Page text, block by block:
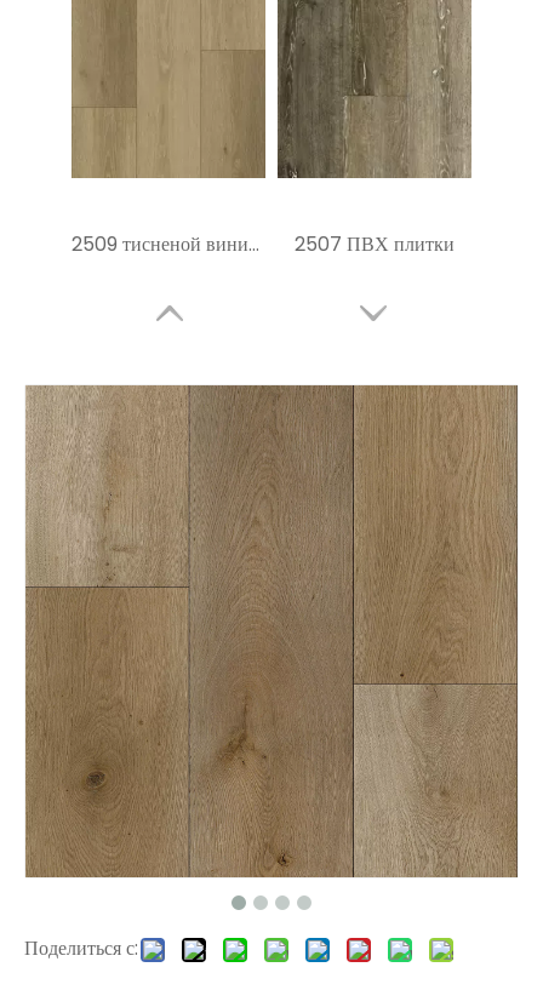
2509 тисненой виниловый пол 2507 ПВХ плитки
2304 SPC Паркетные полы 515016-4 HDF Flooring
Поделиться с: